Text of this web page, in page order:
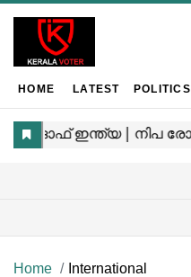
HOME LATEST POLITICS
Home International